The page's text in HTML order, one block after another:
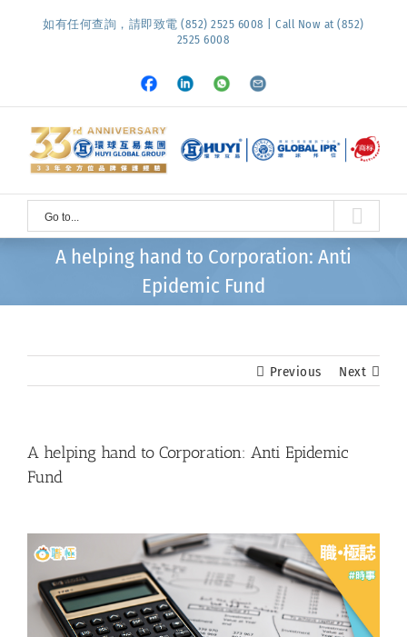
如有任何查詢，請即致電 (852) 2525 6008 | Call Now at (852)
2525 6008
Facebook
LinkedInWhatsapp
Email
Go to...
A helping hand to Corporation: Anti
Epidemic Fund
Previous Next
A helping hand to Corporation: Anti Epidemic
Fund